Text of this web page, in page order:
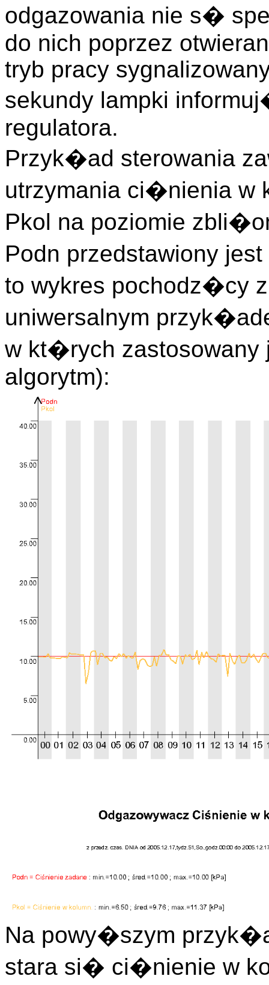
odgazowania nie s�
do nich poprzez
tryb pracy
sekundy lampki
regulatora.
Przyk�ad sterowania
utrzymania ci�nienia w
Pkol na poziomie
Podn przedstawiony
to wykres pochodz�cy
uniwersalnym
w kt�rych
algorytm):
Na powy�szym
stara si� ci�nienie w